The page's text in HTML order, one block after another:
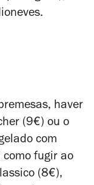
haver
(9€) ou o
com
fugir ao
(8€),